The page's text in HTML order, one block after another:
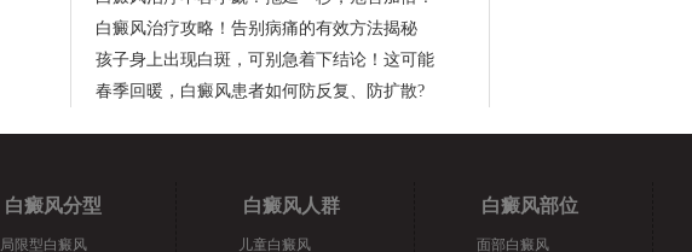
白癜风治疗攻略！告别病痛的有效方法揭秘
孩子身上出现白斑，可别急着下结论！这可能
春季回暖，白癜风患者如何防反复、防扩散?
白癜风分型
局限型白癜风
白癜风人群
儿童白癜风
白癜风部位
面部白癜风